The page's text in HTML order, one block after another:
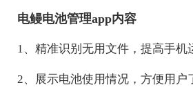
电鳗电池管理app内容
1、精准识别无用文件，提高手机
2、展示电池使用情况，方便用户